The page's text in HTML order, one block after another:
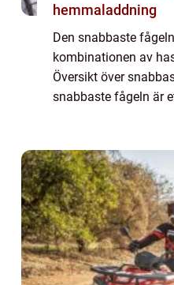
hemmaladdning
Den snabbaste
kombinationen av
Översikt över
snabbaste fågeln är
enastående hastig...